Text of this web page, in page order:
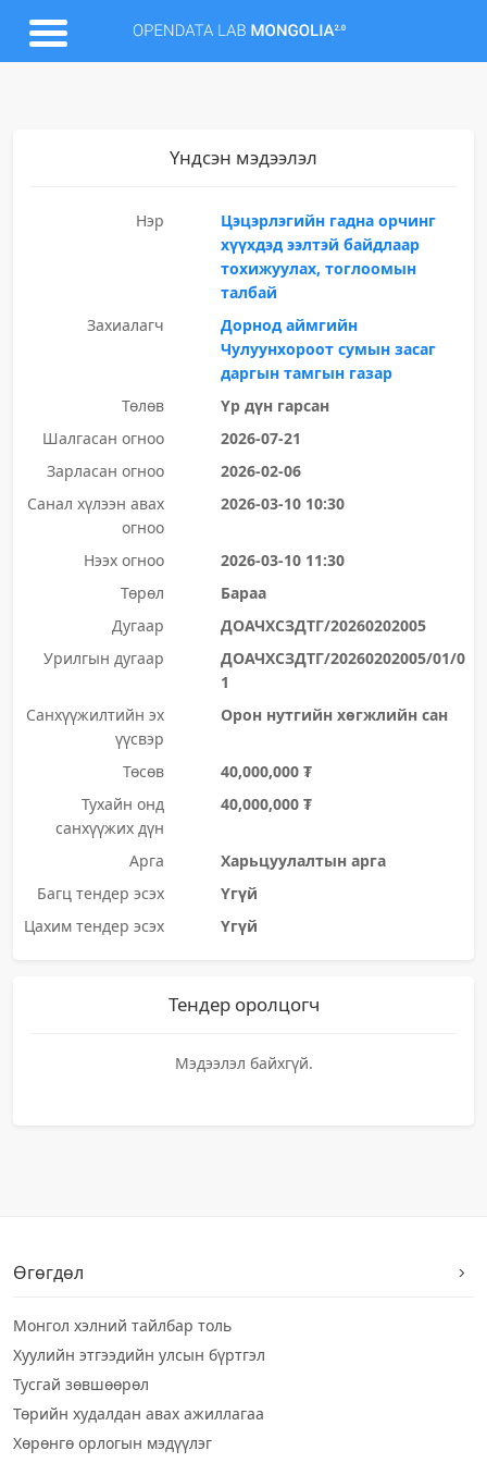
Үндсэн мэдээлэл
Нэр
Цэцэрлэгийн гадна орчинг
хүүхдэд ээлтэй байдлаар
тохижуулах, тоглоомын
талбай
Захиалагч
Дорнод аймгийн
Чулуунхороот сумын засаг
даргын тамгын газар
Төлөв
Үр дүн гарсан
Шалгасан огноо
2026-07-21
Зарласан огноо
2026-02-06
Санал хүлээн авах
огноо
2026-03-10 10:30
Нээх огноо
2026-03-10 11:30
Төрөл
Бараа
Дугаар
ДОАЧХСЗДТГ/20260202005
Урилгын дугаар
ДОАЧХСЗДТГ/20260202005/01/0
1
Санхүүжилтийн эх
үүсвэр
Орон нутгийн хөгжлийн сан
Төсөв
40,000,000 ₮
Тухайн онд
санхүүжих дүн
40,000,000 ₮
Арга
Харьцуулалтын арга
Багц тендер эсэх
Үгүй
Цахим тендер эсэх
Үгүй
Тендер оролцогч
Мэдээлэл байхгүй.
Өгөгдөл
Монгол хэлний тайлбар толь
Хуулийн этгээдийн улсын бүртгэл
Тусгай зөвшөөрөл
Төрийн худалдан авах ажиллагаа
Хөрөнгө орлогын мэдүүлэг